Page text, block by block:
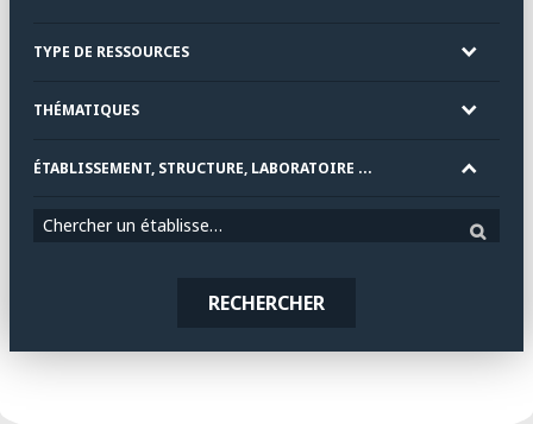
TYPE DE RESSOURCES
THÉMATIQUES
ÉTABLISSEMENT, STRUCTURE, LABORATOIRE ...
Chercher un établissement
RECHERCHER